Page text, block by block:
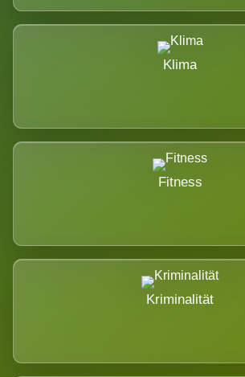
Klima
Fitness
Kriminalität